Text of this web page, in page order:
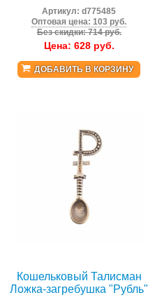
Артикул:d775485
Оптовая цена: 103 руб.
Без скидки: 714 руб.
Цена: 628руб.
ДОБАВИТЬ В КОРЗИНУ
Кошельковый Талисман
Ложка-загребушка "Рубль"